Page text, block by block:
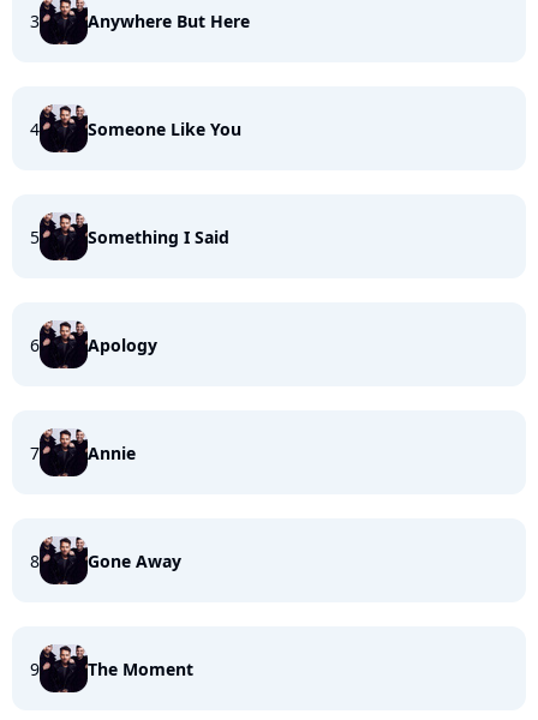
3 Anywhere But Here
4 Someone Like You
5 Something I Said
6 Apology
7 Annie
8 Gone Away
9 The Moment